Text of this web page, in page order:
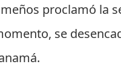
proclamó la
se